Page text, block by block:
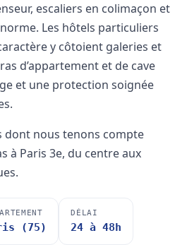
escaliers en colimaçon et
Les hôtels particuliers
y côtoient galeries et
d’appartement et de cave
et une protection soignée
dont nous tenons compte
à Paris 3e, du centre aux
(75)
DÉLAI
24 à 48h